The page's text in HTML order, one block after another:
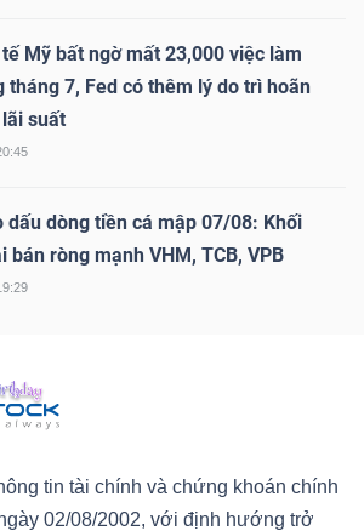
Mỹ bất ngờ mất 23,000 việc làm
tháng 7, Fed có thêm lý do trì hoãn
suất
dấu dòng tiền cá mập 07/08: Khối
bán ròng mạnh VHM, TCB, VPB
tin tài chính và chứng khoán chính
02/08/2002, với định hướng trở